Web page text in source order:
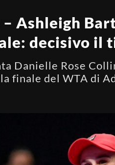
Ashleigh
decisivo il
Danielle Rose
finale del WTA di